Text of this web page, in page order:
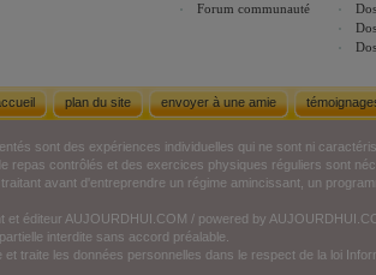
Forum communauté
plan du site envoyer à une amie
sont des expériences individuelles qui ne sont ni
repas contrôlés et des exercices physiques réguliers sont
avant d'entreprendre un régime amincissant, un
et éditeur AUJOURDHUI.COM / powered by
interdite sans accord préalable.
et traite les données personnelles dans le respect de la loi